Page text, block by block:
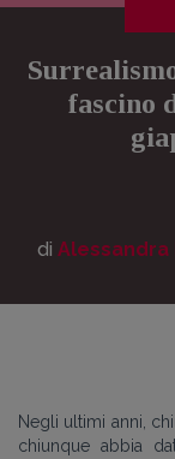
fascino
di Alessandra
Negli ultimi anni,
chiunque abbia